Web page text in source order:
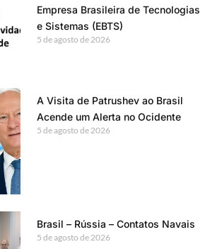
Empresa Brasileira de Tecnologias
e Sistemas (EBTS)
5 de agosto de 2026
A Visita de Patrushev ao Brasil
Acende um Alerta no Ocidente
5 de agosto de 2026
Brasil – Rússia – Contatos Navais
5 de agosto de 2026